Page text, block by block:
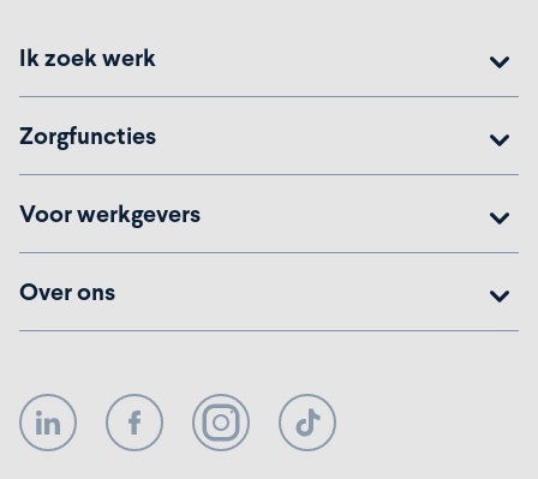
Ik zoek werk
Zorgfuncties
Voor werkgevers
Over ons
LinkedIn FacebookInstagramTikTok